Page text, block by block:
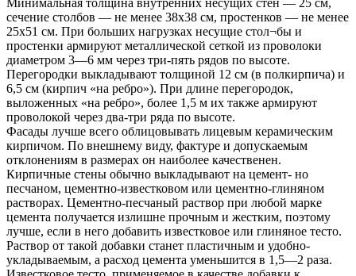
Минимальная толщина внутренних несущих стен — 25 см,
сечение столбов — не менее 38x38 см, простенков — не менее
25x51 см. При больших нагрузках несущие стол¬бы и
простенки армируют металлической сеткой из проволоки
диаметром 3—6 мм через три-пять рядов по высоте.
Перегородки выкладывают толщиной 12 см (в полкирпича) и
6,5 см (кирпич «на ребро»). При длине перегородок,
выложенных «на ребро», более 1,5 м их также армируют
проволокой через два-три ряда по высоте.
Фасады лучше всего облицовывать лицевым керамическим
кирпичом. По внешнему виду, фактуре и допускаемым
отклонениям в размерах он наиболее качественен.
Кирпичные стены обычно выкладывают на цемент- но
песчаном, цементно-известковом или цементно-глиняном
растворах. Цементно-песчаный раствор при любой марке
цемента получается излишне прочным и жестким, поэтому
лучше, если в него добавить известковое или глиняное тесто.
Раствор от такой добавки станет пластичным и удобно-
укладываемым, а расход цемента уменьшится в 1,5—2 раза.